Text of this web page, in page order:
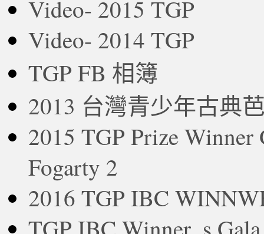
Video- 2015 TGP
Video- 2014 TGP
TGP FB 相簿
2013 台灣青少年古典
2015 TGP Prize
Fogarty 2
2016 TGP IBC